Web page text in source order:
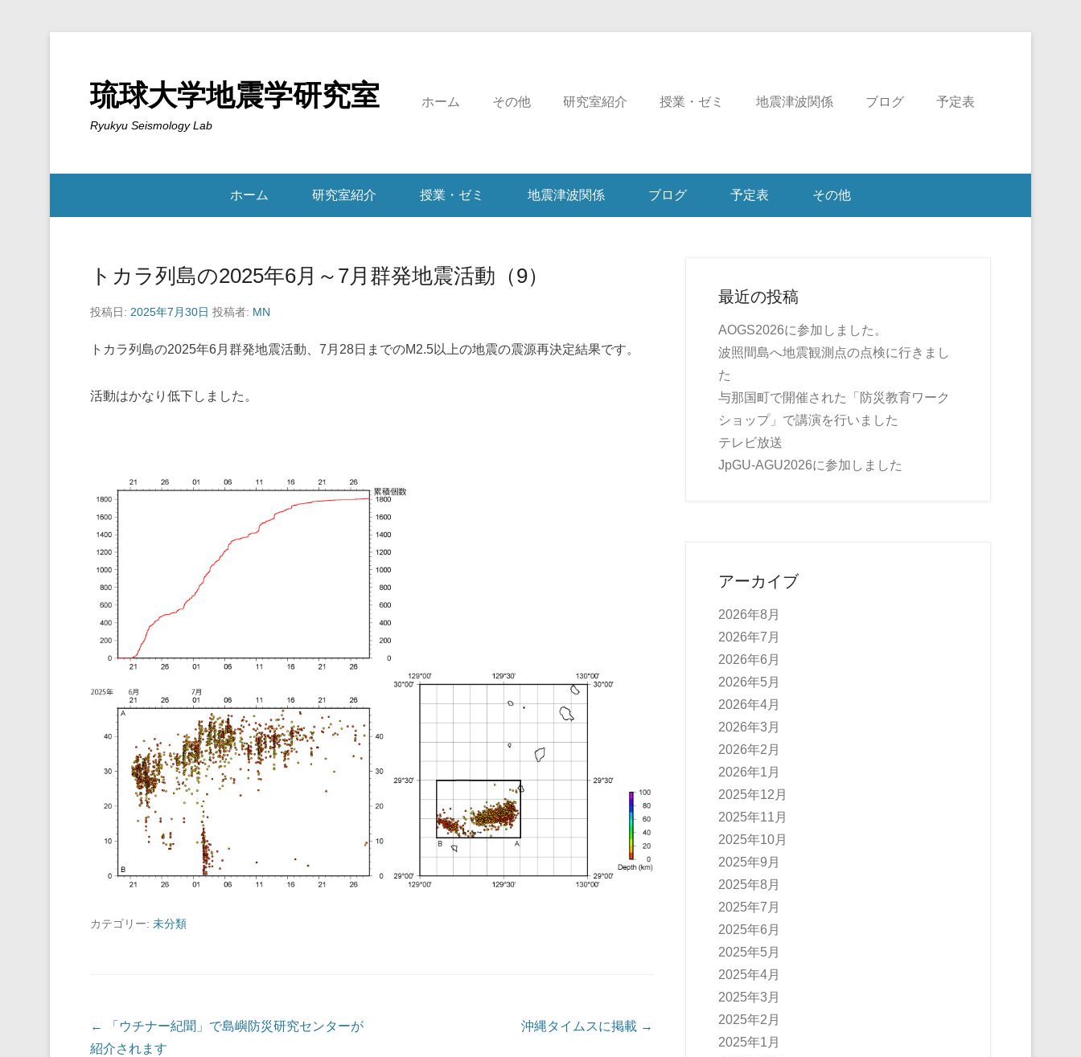
琉球大学地震学研究室
Ryukyu Seismology Lab
ホーム その他 研究室紹介 授業・ゼミ 地震津波関係 ブログ 予定表
ホーム 研究室紹介 授業・ゼミ 地震津波関係 ブログ 予定表 その他
トカラ列島の2025年6月～7月群発地震活動（9）
投稿日: 2025年7月30日 投稿者: MN
トカラ列島の2025年6月群発地震活動、7月28日までのM2.5以上の地震の震源再決定結果です。
活動はかなり低下しました。
カテゴリー: 未分類
投稿ナビゲーション
←
「ウチナー紀聞」で島嶼防災研究センターが
紹介されます
沖縄タイムスに掲載 →
最近の投稿
AOGS2026に参加しました。
波照間島へ地震観測点の点検に行きまし
た
与那国町で開催された「防災教育ワーク
ショップ」で講演を行いました
テレビ放送
JpGU-AGU2026に参加しました
アーカイブ
2026年8月
2026年7月
2026年6月
2026年5月
2026年4月
2026年3月
2026年2月
2026年1月
2025年12月
2025年11月
2025年10月
2025年9月
2025年8月
2025年7月
2025年6月
2025年5月
2025年4月
2025年3月
2025年2月
2025年1月